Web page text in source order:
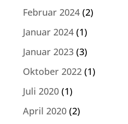
Februar 2024(2)
Januar 2024(1)
Januar 2023(3)
Oktober 2022(1)
Juli 2020(1)
April 2020(2)